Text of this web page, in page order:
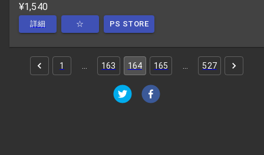
¥1,540
詳細 ☆ PS STORE
1 163 164 165 527